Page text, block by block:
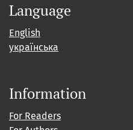
Language
English
українська
Information
For Readers